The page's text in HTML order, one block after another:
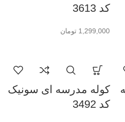
کد 3613
1,299,000 تومان
کوله مدرسه ای سونیک
کد 3492